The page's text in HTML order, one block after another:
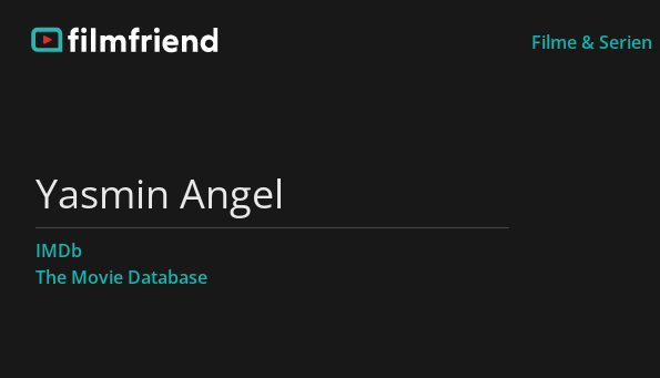
Filme & Serien
Yasmin Angel
IMDb
The Movie Database